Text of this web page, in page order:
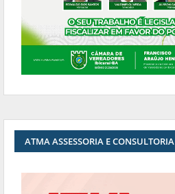
ATMA ASSESSORIA E CONSULTORIA